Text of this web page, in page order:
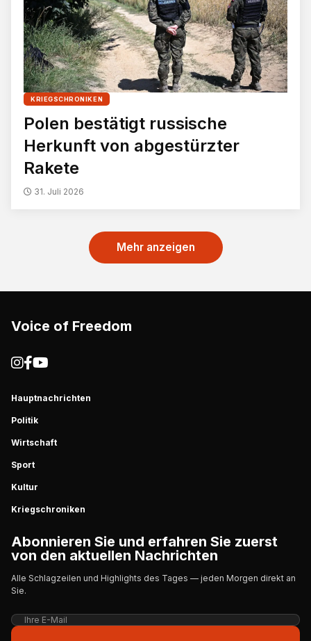
KRIEGSCHRONIKEN
Polen bestätigt russische
Herkunft von abgestürzter
Rakete
31. Juli 2026
Mehr anzeigen
Voice of Freedom
Hauptnachrichten
Politik
Wirtschaft
Sport
Kultur
Kriegschroniken
Abonnieren Sie und erfahren Sie zuerst
von den aktuellen Nachrichten
Alle Schlagzeilen und Highlights des Tages — jeden Morgen direkt an
Sie.